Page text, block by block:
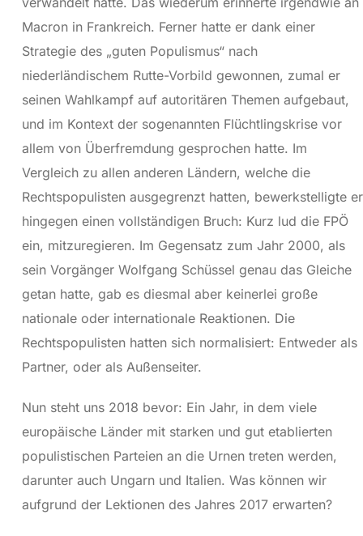
Macron in Frankreich. Ferner hatte er dank einer
Strategie des „guten Populismus“ nach
niederländischem Rutte-Vorbild gewonnen, zumal er
seinen Wahlkampf auf autoritären Themen aufgebaut,
und im Kontext der sogenannten Flüchtlingskrise vor
allem von Überfremdung gesprochen hatte. Im
Vergleich zu allen anderen Ländern, welche die
Rechtspopulisten ausgegrenzt hatten, bewerkstelligte er
hingegen einen vollständigen Bruch: Kurz lud die FPÖ
ein, mitzuregieren. Im Gegensatz zum Jahr 2000, als
sein Vorgänger Wolfgang Schüssel genau das Gleiche
getan hatte, gab es diesmal aber keinerlei große
nationale oder internationale Reaktionen. Die
Rechtspopulisten hatten sich normalisiert: Entweder als
Partner, oder als Außenseiter.
Nun steht uns 2018 bevor: Ein Jahr, in dem viele
europäische Länder mit starken und gut etablierten
populistischen Parteien an die Urnen treten werden,
darunter auch Ungarn und Italien. Was können wir
aufgrund der Lektionen des Jahres 2017 erwarten?